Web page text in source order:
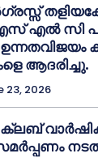
എസ് എൽ സി
ആദരിച്ചു.
23, 2026
ക്ലബ്